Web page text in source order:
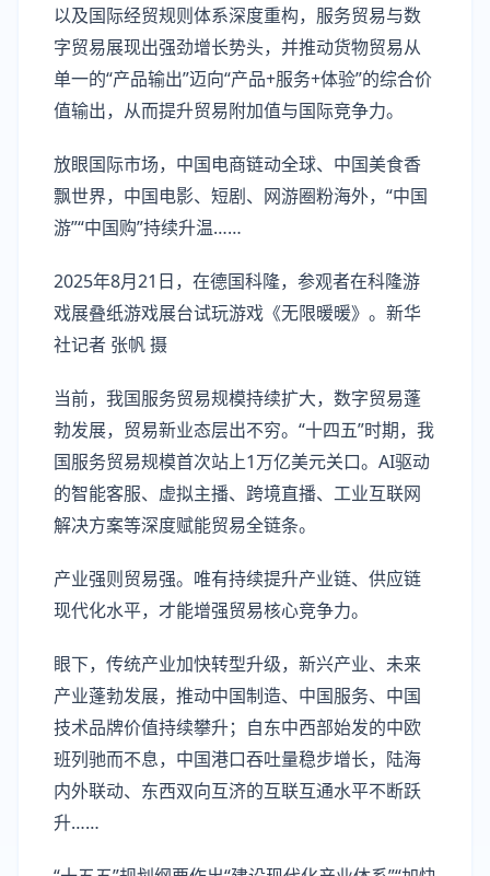
以及国际经贸规则体系深度重构，服务贸易与数
字贸易展现出强劲增长势头，并推动货物贸易从
单一的“产品输出”迈向“产品+服务+体验”的综合价
值输出，从而提升贸易附加值与国际竞争力。
放眼国际市场，中国电商链动全球、中国美食香
飘世界，中国电影、短剧、网游圈粉海外，“中国
游”“中国购”持续升温……
2025年8月21日，在德国科隆，参观者在科隆游
戏展叠纸游戏展台试玩游戏《无限暖暖》。新华
社记者 张帆 摄
当前，我国服务贸易规模持续扩大，数字贸易蓬
勃发展，贸易新业态层出不穷。“十四五”时期，我
国服务贸易规模首次站上1万亿美元关口。AI驱动
的智能客服、虚拟主播、跨境直播、工业互联网
解决方案等深度赋能贸易全链条。
产业强则贸易强。唯有持续提升产业链、供应链
现代化水平，才能增强贸易核心竞争力。
眼下，传统产业加快转型升级，新兴产业、未来
产业蓬勃发展，推动中国制造、中国服务、中国
技术品牌价值持续攀升；自东中西部始发的中欧
班列驰而不息，中国港口吞吐量稳步增长，陆海
内外联动、东西双向互济的互联互通水平不断跃
升……